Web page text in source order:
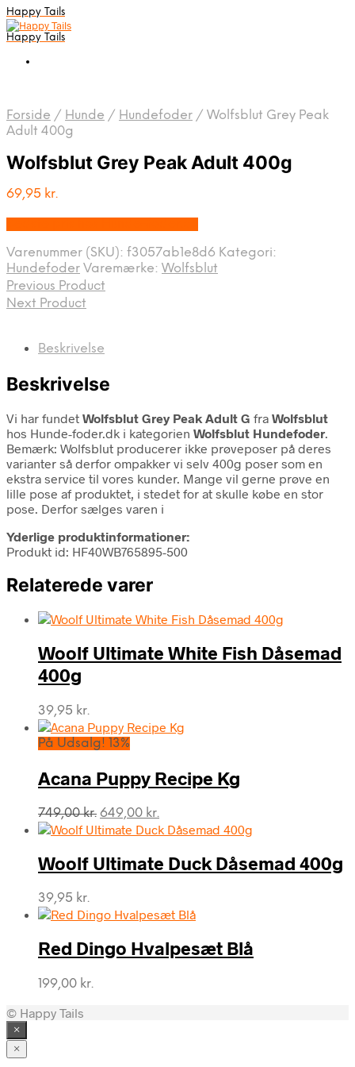
Happy Tails
Happy Tails
Forside / Hunde / Hundefoder / Wolfsblut Grey Peak
Adult 400g
Wolfsblut Grey Peak Adult 400g
69,95 kr.
Varenummer (SKU): f3057ab1e8d6 Kategori:
Hundefoder Varemærke: Wolfsblut
Previous Product
Next Product
Beskrivelse
Beskrivelse
Vi har fundet Wolfsblut Grey Peak Adult G fra Wolfsblut
hos Hunde-foder.dk i kategorien Wolfsblut Hundefoder.
Bemærk: Wolfsblut producerer ikke prøveposer på deres
varianter så derfor ompakker vi selv 400g poser som en
ekstra service til vores kunder. Mange vil gerne prøve en
lille pose af produktet, i stedet for at skulle købe en stor
pose. Derfor sælges varen i
Yderlige produktinformationer:
Produkt id: HF40WB765895-500
Relaterede varer
Woolf Ultimate White Fish Dåsemad
400g
39,95 kr.
På Udsalg! 13%
Acana Puppy Recipe Kg
749,00kr. Den
oprindelige
var:
749,00 kr..
649,00 kr.
aktuelle
er:
649,00 kr..
Woolf Ultimate Duck Dåsemad 400g
39,95 kr.
Red Dingo Hvalpesæt Blå
199,00 kr.
© Happy Tails
×
×